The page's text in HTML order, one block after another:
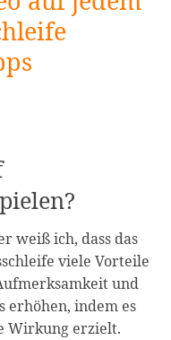
weiß ich, dass das
viele Vorteile
und
erhöhen, indem es
Wirkung erzielt.